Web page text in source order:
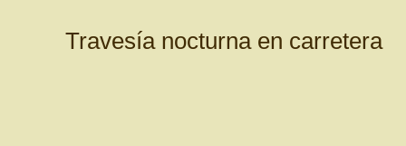
Travesía nocturna en carretera